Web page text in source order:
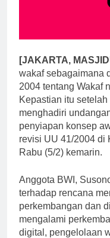
[JAKARTA,
wakaf sebagaimana
2004 tentang Wakaf
Kepastian itu
menghadiri
penyiapan konsep
revisi UU 41/2004 di
Rabu (5/2) kemarin.
Anggota BWI,
terhadap rencana
perkembangan dan
mengalami
digital, pengelolaan